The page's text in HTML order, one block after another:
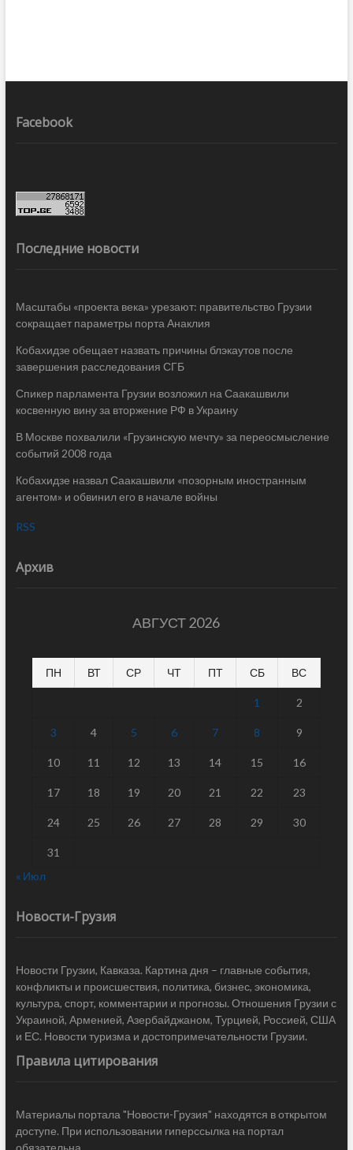
Facebook
Последние новости
Масштабы «проекта века» урезают: правительство Грузии
сокращает параметры порта Анаклия
Кобахидзе обещает назвать причины блэкаутов после
завершения расследования СГБ
Спикер парламента Грузии возложил на Саакашвили
косвенную вину за вторжение РФ в Украину
В Москве похвалили «Грузинскую мечту» за переосмысление
событий 2008 года
Кобахидзе назвал Саакашвили «позорным иностранным
агентом» и обвинил его в начале войны
RSS
Архив
АВГУСТ 2026
ПН ВТ СР ЧТ ПТ СБ ВС
1 2
3 4 5 6 7 8 9
10 11 12 13 14 15 16
17 18 19 20 21 22 23
24 25 26 27 28 29 30
31
« Июл
Новости-Грузия
Новости Грузии, Кавказа. Картина дня – главные события,
конфликты и происшествия, политика, бизнес, экономика,
культура, спорт, комментарии и прогнозы. Отношения Грузии с
Украиной, Арменией, Азербайджаном, Турцией, Россией, США
и ЕС. Новости туризма и достопримечательности Грузии.
Правила цитирования
Материалы портала "Новости-Грузия" находятся в открытом
доступе. При использовании гиперссылка на портал